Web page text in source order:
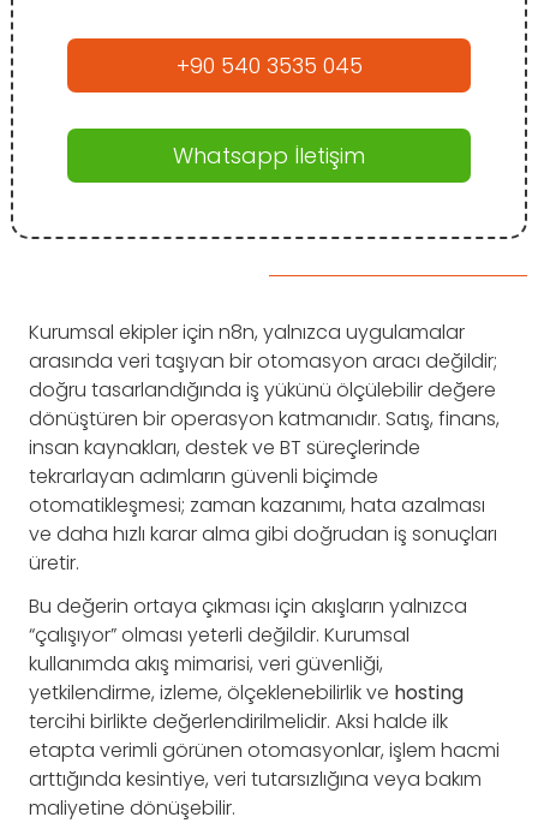
+90 540 3535 045
Whatsapp İletişim
Kurumsal ekipler için n8n, yalnızca uygulamalar
arasında veri taşıyan bir otomasyon aracı değildir;
doğru tasarlandığında iş yükünü ölçülebilir değere
dönüştüren bir operasyon katmanıdır. Satış, finans,
insan kaynakları, destek ve BT süreçlerinde
tekrarlayan adımların güvenli biçimde
otomatikleşmesi; zaman kazanımı, hata azalması
ve daha hızlı karar alma gibi doğrudan iş sonuçları
üretir.
Bu değerin ortaya çıkması için akışların yalnızca
“çalışıyor” olması yeterli değildir. Kurumsal
kullanımda akış mimarisi, veri güvenliği,
yetkilendirme, izleme, ölçeklenebilirlik ve hosting
tercihi birlikte değerlendirilmelidir. Aksi halde ilk
etapta verimli görünen otomasyonlar, işlem hacmi
arttığında kesintiye, veri tutarsızlığına veya bakım
maliyetine dönüşebilir.